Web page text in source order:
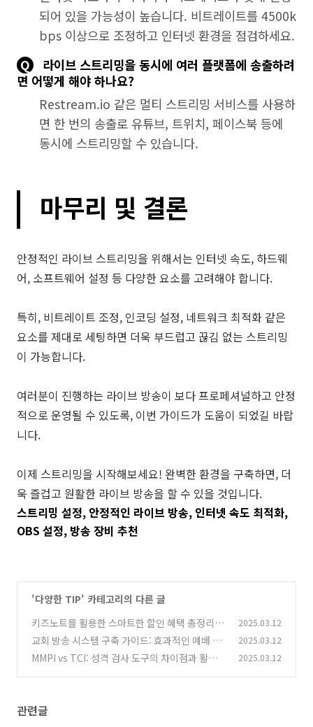
되어 있을 가능성이 높습니다. 비트레이트를 4500k
bps 이상으로 조정하고 인터넷 환경을 점검하세요.
Q
라이브 스트리밍을 동시에 여러 플랫폼에 송출하려
면 어떻게 해야 하나요?
Restream.io 같은 멀티 스트리밍 서비스를 사용하
면 한 번의 송출로 유튜브, 트위치, 페이스북 등에
동시에 스트리밍할 수 있습니다.
마무리 및 결론
안정적인 라이브 스트리밍을 위해서는 인터넷 속도, 하드웨
어, 소프트웨어 설정 등 다양한 요소를 고려해야 합니다.
특히, 비트레이트 조정, 인코딩 설정, 네트워크 최적화 같은
요소를 제대로 세팅하면 더욱 부드럽고 끊김 없는 스트리밍
이 가능합니다.
여러분이 진행하는 라이브 방송이 보다 프로페셔널하고 안정
적으로 운영될 수 있도록, 이번 가이드가 도움이 되었길 바랍
니다.
이제 스트리밍을 시작해보세요! 완벽한 환경을 구축하면, 더
욱 즐겁고 원활한 라이브 방송을 할 수 있을 것입니다.
스트리밍 설정, 안정적인 라이브 방송, 인터넷 속도 최적화,
OBS 설정, 방송 장비 추천
'다양한 TIP' 카테고리의 다른 글
키즈노트를 활용한 스마트한 할인 혜택 총정리!
(5)
2025.03.12
교회 방송 시스템 구축 가이드: 효과적인 예배 환
경 만들기
(1)
2025.03.12
MMPI vs TCI: 성격 검사 도구의 차이점과 활용
2025.03.12
관련글